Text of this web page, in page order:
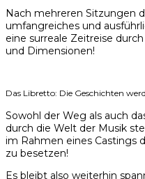
Nach mehreren Sitzungen
umfangreiches und
eine surreale Zeitreise
und Dimensionen!
Das Libretto: Die Geschichten
Sowohl der Weg als auch
durch die Welt der Musik
im Rahmen eines Castings
zu besetzen!
Es bleibt also weiterhin